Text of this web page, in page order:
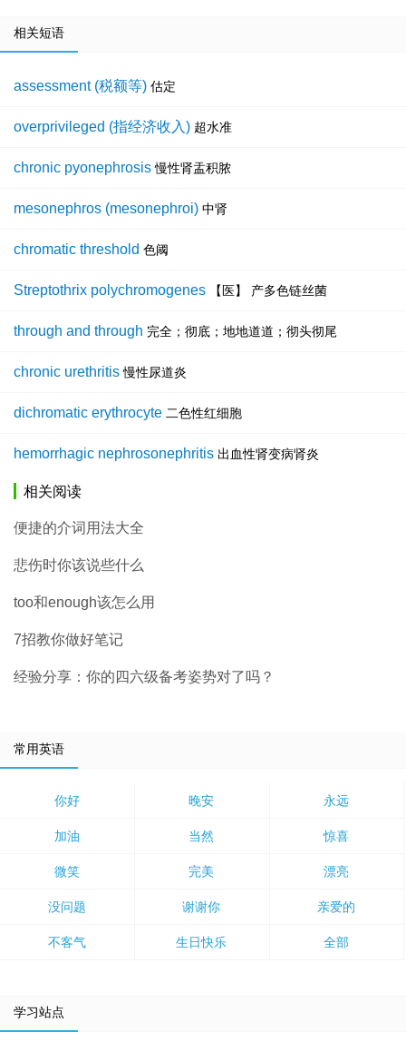
相关短语
assessment (税额等) 估定
overprivileged (指经济收入) 超水准
chronic pyonephrosis 慢性肾盂积脓
mesonephros (mesonephroi) 中肾
chromatic threshold 色阈
Streptothrix polychromogenes 【医】 产多色链丝菌
through and through 完全；彻底；地地道道；彻头彻尾
chronic urethritis 慢性尿道炎
dichromatic erythrocyte 二色性红细胞
hemorrhagic nephrosonephritis 出血性肾变病肾炎
相关阅读
便捷的介词用法大全
悲伤时你该说些什么
too和enough该怎么用
7招教你做好笔记
经验分享：你的四六级备考姿势对了吗？
常用英语
你好 晚安 永远
加油 当然 惊喜
微笑 完美 漂亮
没问题 谢谢你 亲爱的
不客气 生日快乐 全部
学习站点